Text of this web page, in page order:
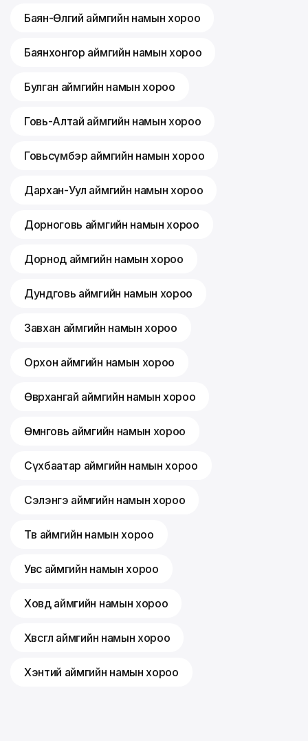
Баян-Өлгий аймгийн намын хороо
Баянхонгор аймгийн намын хороо
Булган аймгийн намын хороо
Говь-Алтай аймгийн намын хороо
Говьсүмбэр аймгийн намын хороо
Дархан-Уул аймгийн намын хороо
Дорноговь аймгийн намын хороо
Дорнод аймгийн намын хороо
Дундговь аймгийн намын хороо
Завхан аймгийн намын хороо
Орхон аймгийн намын хороо
Өвөрхангай аймгийн намын хороо
Өмнөговь аймгийн намын хороо
Сүхбаатар аймгийн намын хороо
Сэлэнгэ аймгийн намын хороо
Төв аймгийн намын хороо
Увс аймгийн намын хороо
Ховд аймгийн намын хороо
Хөвсгөл аймгийн намын хороо
Хэнтий аймгийн намын хороо